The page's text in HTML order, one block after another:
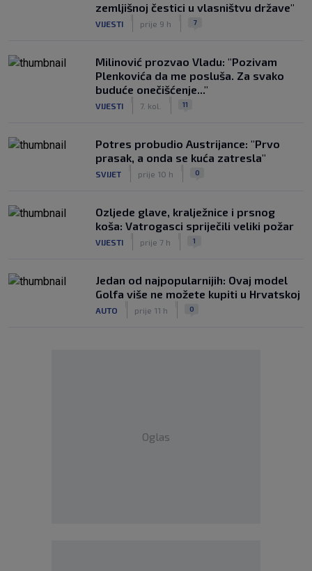
zemljišnoj čestici u vlasništvu države"
VIJESTI prije 9 h 7
Milinović prozvao Vladu: "Pozivam
Plenkovića da me posluša. Za svako
buduće onečišćenje..."
VIJESTI 7. kol. 11
Potres probudio Austrijance: "Prvo
prasak, a onda se kuća zatresla"
SVIJET prije 10 h 0
Ozljede glave, kralježnice i prsnog
koša: Vatrogasci spriječili veliki požar
VIJESTI prije 7 h 1
Jedan od najpopularnijih: Ovaj model
Golfa više ne možete kupiti u Hrvatskoj
AUTO prije 11 h 0
Oglas